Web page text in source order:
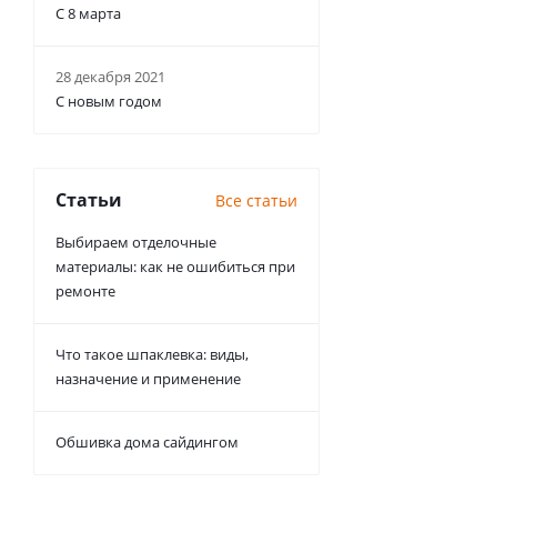
С 8 марта
28 декабря 2021
С новым годом
Статьи Все статьи
Выбираем отделочные
материалы: как не ошибиться при
ремонте
Что такое шпаклевка: виды,
назначение и применение
Обшивка дома сайдингом